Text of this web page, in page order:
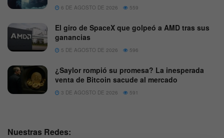
6 DE AGOSTO DE 2026 559
El giro de SpaceX que golpeó a AMD tras sus
ganancias
5 DE AGOSTO DE 2026 596
¿Saylor rompió su promesa? La inesperada
venta de Bitcoin sacude al mercado
3 DE AGOSTO DE 2026 591
Nuestras Redes: